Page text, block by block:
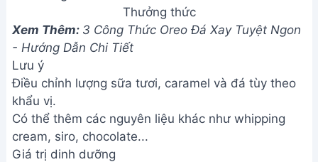
Thưởng thức
Xem Thêm: 3 Công Thức Oreo Đá Xay Tuyệt Ngon
- Hướng Dẫn Chi Tiết
Lưu ý
Điều chỉnh lượng sữa tươi, caramel và đá tùy theo
khẩu vị.
Có thể thêm các nguyên liệu khác như whipping
cream, siro, chocolate...
Giá trị dinh dưỡng